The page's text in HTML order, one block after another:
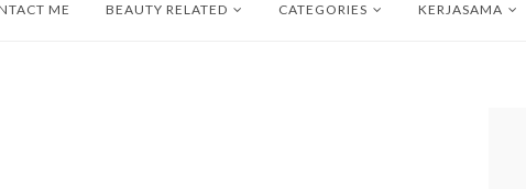
ME BEAUTY RELATED CATEGORIES KERJASAMA